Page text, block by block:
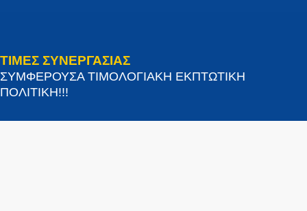
ΤΙΜΕΣ ΣΥΝΕΡΓΑΣΙΑΣ
ΣΥΜΦΕΡΟΥΣΑ ΤΙΜΟΛΟΓΙΑΚΗ ΕΚΠΤΩΤΙΚΗ
ΠΟΛΙΤΙΚΗ!!!